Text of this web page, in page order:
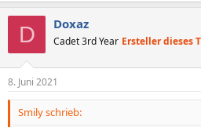
D Doxaz
Cadet 3rd Year Ersteller dieses
8. Juni 2021
Smily schrieb: